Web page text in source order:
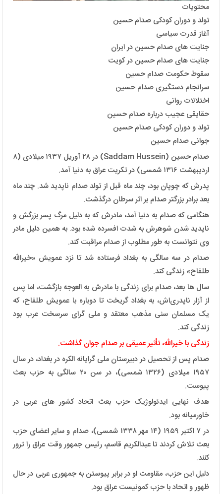
محتویات
تولد و دوران کودکی صدام حسین
آغاز قدرت سیاسی
جنایت های صدام حسین در ایران
جنایت های صدام حسین در کویت
سقوط حکومت صدام حسین
سرانجام دستگیری صدام حسین
اختلالات روانی
حقایقی عجیب درباره صدام حسین
تولد و دوران کودکی صدام حسین
جوانی صدام حسین
صدام حسین (Saddam Hussein) در ۲۸ آوریل ۱۹۳۷ میلادی (۸
اردیبهشت ۱۳۱۶ شمسی) در تکریت عراق به دنیا آمد.
پدرش که چوپان بود، چند ماه قبل از تولد صدام ناپدید شد. چند ماه
بعد برادر بزرگتر صدام بر اثر سرطان درگذشت.
هنگامی که صدام به دنیا آمد، مادرش که به دلیل مرگ پسر بزرگش و
ناپدید شدن شوهرش به شدت افسرده شده بود. به همین دلیل مادر
وی نتوانست به طور مطلوب از صدام مراقبت کند.
صدام در سه سالگی به بغداد فرستاده شد تا نزد عمویش «خیرالله
طلفاح» زندگی کند.
سال‌ ها بعد، صدام برای زندگی با مادرش به العوجه بازگشت، اما پس
از آزار ناپدری‌اش، به بغداد گریخت تا دوباره با عمویش طلفاح، که
یک مسلمان سنی مذهب معتقد و ملی‌ گرای سرسخت عرب بود
زندگی کند.
زندگی با خیرالله، تأثیر عمیقی بر صدام جوان گذاشت.
صدام پس از تحصیل در دبیرستان ملی گرایانه الکره در بغداد، در سال
۱۹۵۷ میلادی (۱۳۲۶ شمسی)، در سن ۲۰ سالگی به حزب بعث
پیوست.
هدف نهایی ایدئولوژیک حزب بعث اتحاد کشور های عربی در
خاورمیانه بود.
در ۷ اکتبر ۱۹۵۹ (۱۴ مهر ۱۳۳۸ شمسی)، صدام و سایر اعضای حزب
بعث تلاش کردند تا عبدالکریم قاسم، رئیس جمهور وقت عراق را ترور
کنند.
دلیل این حزب، مقاومت او در برابر پیوستن به جمهوری عربی در حال
ظهور و اتحاد با حزب کمونیست عراق بود.